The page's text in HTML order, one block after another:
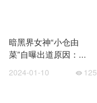
暗黑界女神“小仓由
菜”自曝出道原因：...
2024-01-10 125